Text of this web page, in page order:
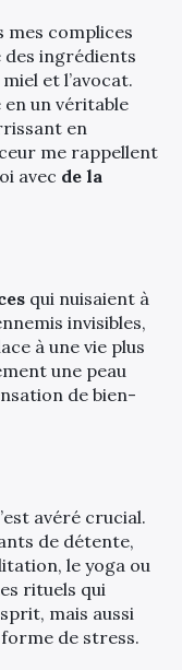
mes complices
des ingrédients
et l’avocat.
un véritable
en
me rappellent
avec de la
qui nuisaient à
invisibles,
à une vie plus
une peau
de bien-
avéré crucial.
de détente,
le yoga ou
rituels qui
mais aussi
de stress.